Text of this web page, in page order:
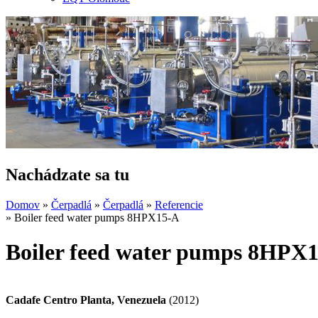
Nachádzate sa tu
Domov » Čerpadlá » Čerpadlá » Referencie
» Boiler feed water pumps 8HPX15-A
Boiler feed water pumps
Cadafe Centro Planta, Venezuela (2012)